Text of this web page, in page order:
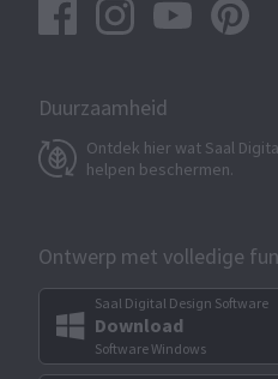
Duurzaamheid
Ontdek hier wat Saal
helpen beschermen.
Ontwerp met volledige
Saal Digital Design Software
Download
Software Windows